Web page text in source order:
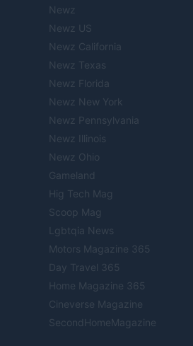
Newz
Newz US
Newz California
Newz Texas
Newz Florida
Newz New York
Newz Pennsylvania
Newz Illinois
Newz Ohio
Gameland
Hig Tech Mag
Scoop Mag
Lgbtqia News
Motors Magazine 365
Day Travel 365
Home Magazine 365
Cineverse Magazine
SecondHomeMagazine